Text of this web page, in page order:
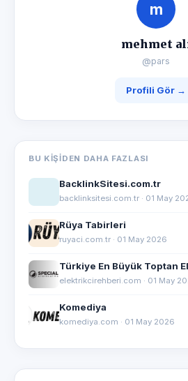
m
mehmet
@pars
Profili Gör →
BU KIŞIDEN DAHA FAZLASI
BacklinkSitesi.com.tr
backlinksitesi.com.tr · 01 May
Rüya Tabirleri
ruyaci.com.tr · 01 May 2026
Türkiye En Büyük Toptan
elektrikcirehberi.com · 01 May
Komediya
komediya.com · 01 May 2026